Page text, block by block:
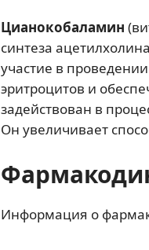
Цианокобаламин
синтеза
участие в
эритроцитов и
задействован в
Он увеличивает
Информация о